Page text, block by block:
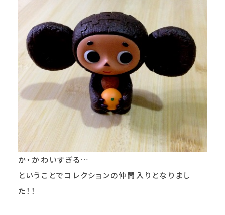
か・かわいすぎる…
ということでコレクションの仲間入りとなりまし
た！！